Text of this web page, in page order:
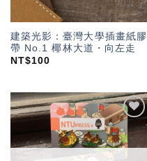
建築光影：臺灣大學插畫紙膠
帶 No.1 椰林大道・向左走
NT$100
加入
「願
望輕